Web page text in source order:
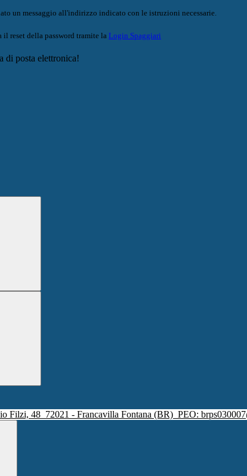
un messaggio all'indirizzo indicato con le istruzioni necessarie.
il reset della password tramite la Login Spaggiari
di posta elettronica!
Filzi, 48 72021 - Francavilla Fontana (BR) PEO: